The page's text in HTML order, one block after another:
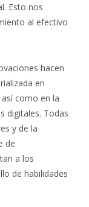
Esto nos
al efectivo
hacen
en
como en la
digitales. Todas
y de la
de
a los
de habilidades